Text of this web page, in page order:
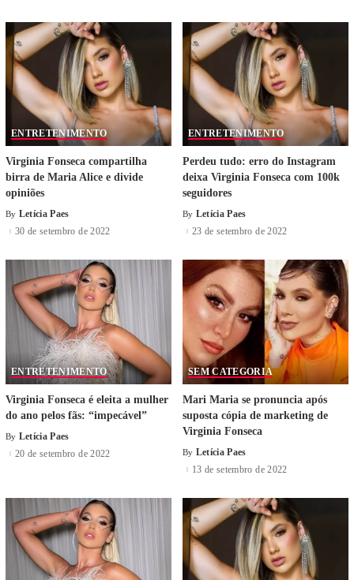
ENTRETENIMENTO
Virginia Fonseca compartilha
birra de Maria Alice e divide
opiniões
By Letícia Paes
30 de setembro de 2022
ENTRETENIMENTO
Perdeu tudo: erro do Instagram
deixa Virginia Fonseca com 100k
seguidores
By Letícia Paes
23 de setembro de 2022
ENTRETENIMENTO
Virginia Fonseca é eleita a mulher
do ano pelos fãs: “impecável”
By Letícia Paes
20 de setembro de 2022
SEM CATEGORIA
Mari Maria se pronuncia após
suposta cópia de marketing de
Virginia Fonseca
By Letícia Paes
13 de setembro de 2022